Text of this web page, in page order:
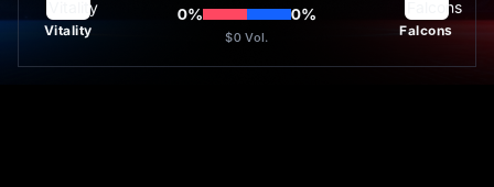
Vitality
0% 0%
$0 Vol. Falcons